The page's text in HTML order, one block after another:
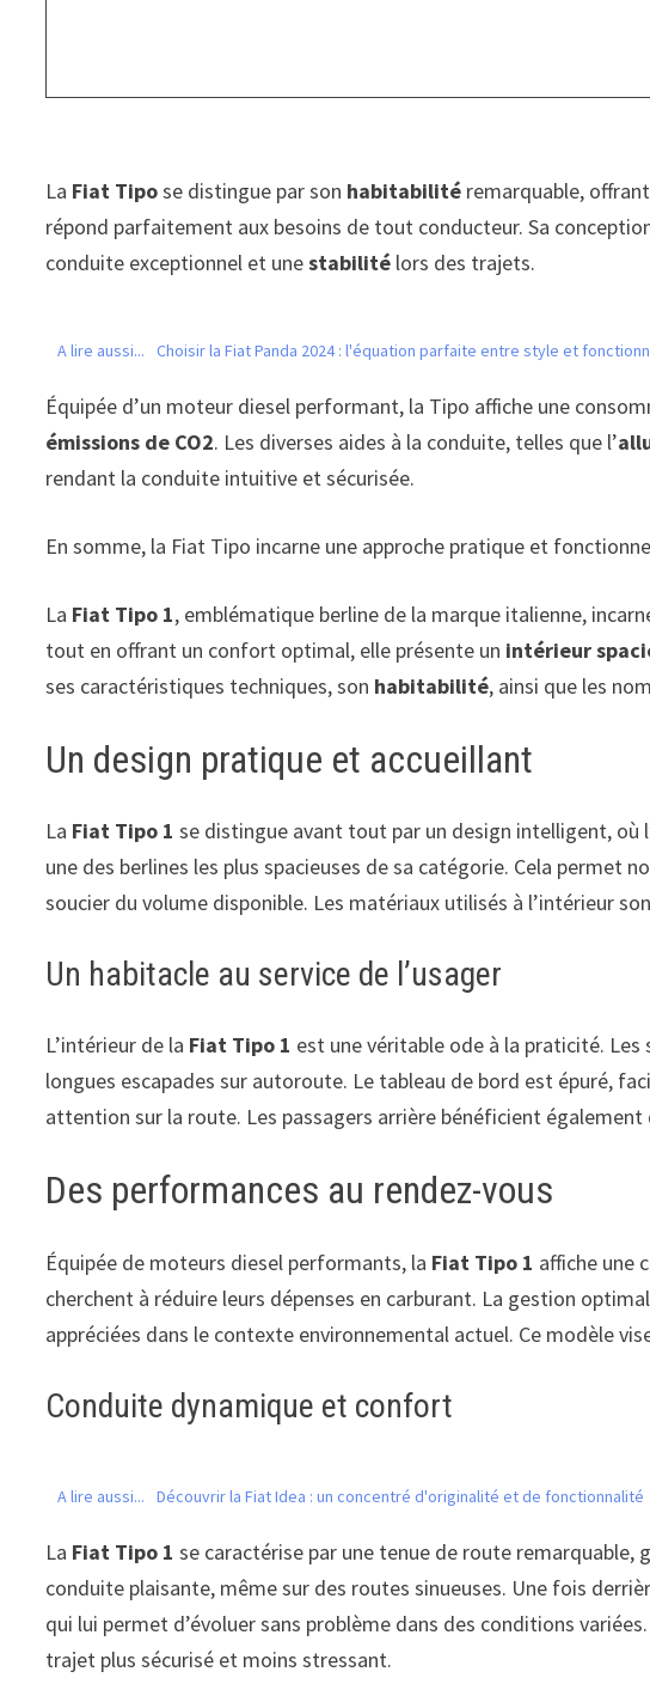
La Fiat Tipose distingue par son habitabilité remarquable,
répond parfaitement aux besoins de tout conducteur. Sa
conduite exceptionnel et unestabilité lors des trajets.
A lire aussi... Choisir la Fiat Panda 2024 : l'équation parfaite entre style et
Équipée d’un moteur diesel performant, la Tipo affiche une
émissions de CO2. Les diverses aides à la conduite, telles que l’
rendant la conduite intuitive et sécurisée.
En somme, la Fiat Tipo incarne une approche pratique et
La Fiat Tipo 1, emblématique berline de la marque italienne,
tout en offrant un confort optimal, elle présente un intérieur
ses caractéristiques techniques, son habitabilité, ainsi que les
Un design pratique et accueillant
La Fiat Tipo 1 se distingue avant tout par un design intelligent, où
une des berlines les plus spacieuses de sa catégorie. Cela permet
soucier du volume disponible. Les matériaux utilisés à l’intérieur
Un habitacle au service de l’usager
L’intérieur de la Fiat Tipo 1 est une véritable ode à la praticité.
longues escapades sur autoroute. Le tableau de bord est épuré,
attention sur la route. Les passagers arrière bénéficient
Des performances au rendez-vous
Équipée de moteurs diesel performants, la Fiat Tipo 1 affiche une
cherchent à réduire leurs dépenses en carburant. La gestion
appréciées dans le contexte environnemental actuel. Ce modèle
Conduite dynamique et confort
A lire aussi... Découvrir la Fiat Idea : un concentré d'originalité et de fonctionnalité
La Fiat Tipo 1 se caractérise par une tenue de route remarquable,
conduite plaisante, même sur des routes sinueuses. Une fois
qui lui permet d’évoluer sans problème dans des conditions
trajet plus sécurisé et moins stressant.